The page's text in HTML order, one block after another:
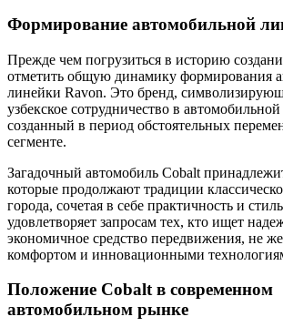
Формирование автомобильной
Прежде чем погрузиться в историю
отметить общую динамику формирования
линейки Ravon. Это бренд,
узбекское сотрудничество в автомобильной
созданный в период обстоятельных
сегменте.
Загадочный автомобиль Cobalt
которые продолжают традиции
города, сочетая в себе практичность и
удовлетворяет запросам тех, кто ищет
экономичное средство передвижения, не
комфортом и инновационными
Положение Cobalt в современном
автомобильном рынке